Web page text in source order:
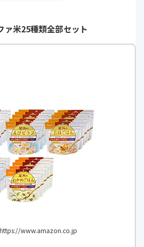
だけでなく、
もされていま
ァ米25種類全部セット
www.amazon.co.jp